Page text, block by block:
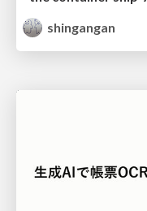
shingangan